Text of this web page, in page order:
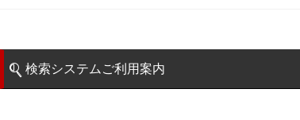
検索システムご利用案内